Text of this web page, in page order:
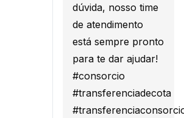
dúvida, nosso time
de atendimento
está sempre pronto
para te dar ajudar!
#consorcio
#transferenciadecota